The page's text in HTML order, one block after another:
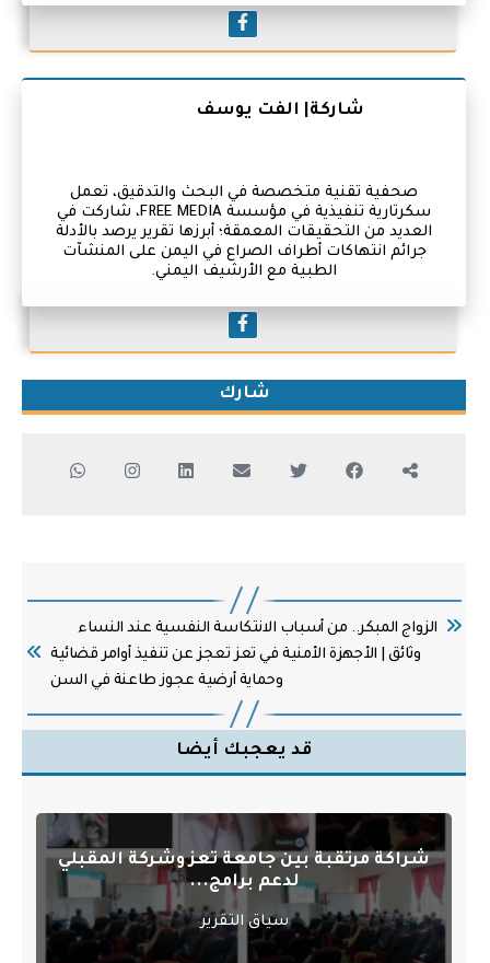
شاركة| الفت يوسف
صحفية تقنية متخصصة في البحث والتدقيق، تعمل
سكرتارية تنفيذية في مؤسسة FREE MEDIA، شاركت في
العديد من التحقيقات المعمقة؛ أبرزها تقرير يرصد بالأدلة
جرائم انتهاكات أطراف الصراع في اليمن على المنشآت
الطبية مع الأرشيف اليمني.
شارك
الزواج المبكر.. من أسباب الانتكاسة النفسية عند النساء
وثائق | الأجهزة الأمنية في تعز تعجز عن تنفيذ أوامر قضائية
وحماية أرضية عجوز طاعنة في السن
قد يعجبك أيضا
شراكة مرتقبة بين جامعة تعز وشركة المقبلي
لدعم برامج...
سياق التقرير